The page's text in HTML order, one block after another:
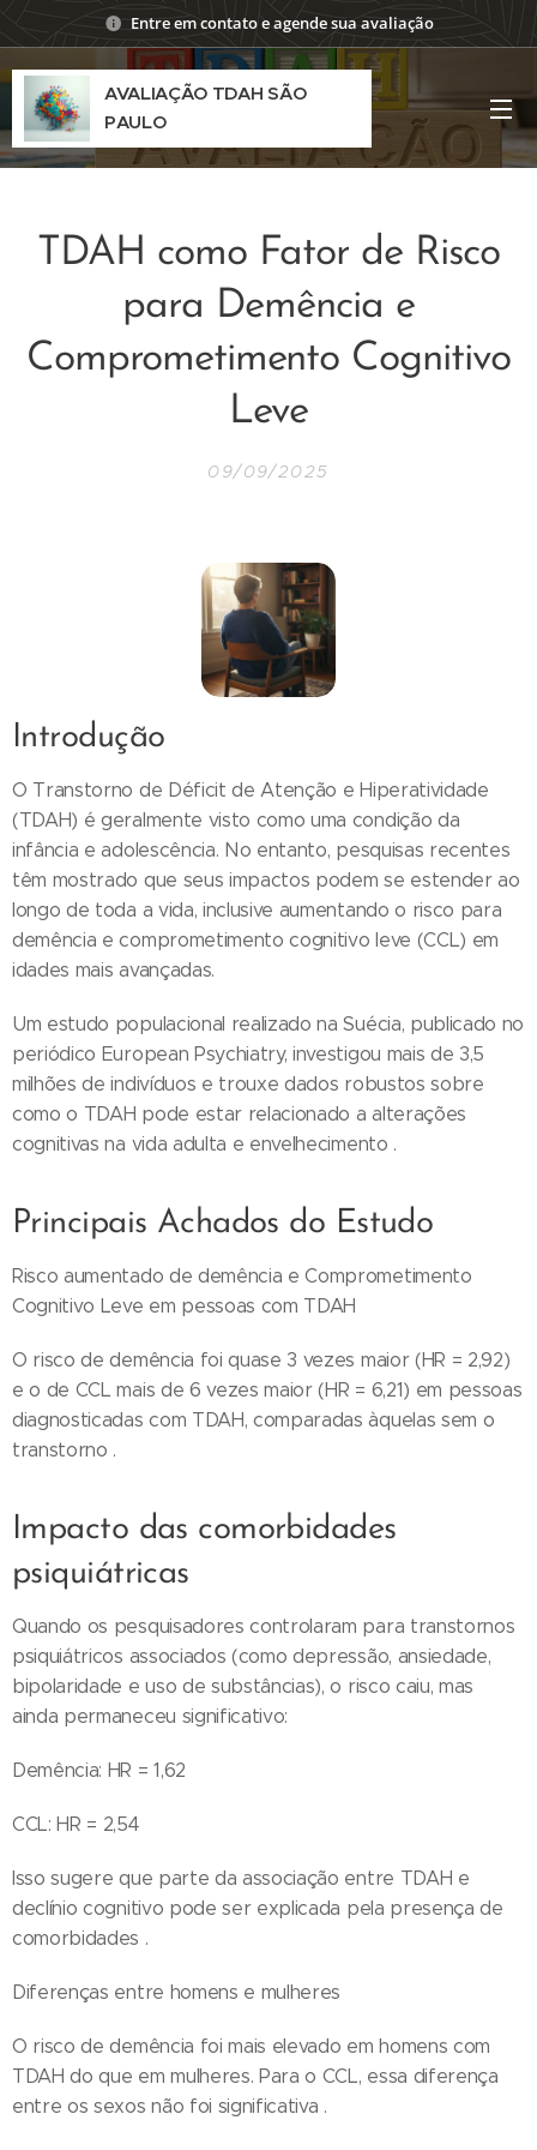
Entre em contato e agende sua avaliação
AVALIAÇÃO TDAH SÃO
PAULO
TDAH como Fator de Risco
para Demência e
Comprometimento Cognitivo
Leve
09/09/2025
Introdução
O Transtorno de Déficit de Atenção e Hiperatividade
(TDAH) é geralmente visto como uma condição da
infância e adolescência. No entanto, pesquisas recentes
têm mostrado que seus impactos podem se estender ao
longo de toda a vida, inclusive aumentando o risco para
demência e comprometimento cognitivo leve (CCL) em
idades mais avançadas.
Um estudo populacional realizado na Suécia, publicado no
periódico European Psychiatry, investigou mais de 3,5
milhões de indivíduos e trouxe dados robustos sobre
como o TDAH pode estar relacionado a alterações
cognitivas na vida adulta e envelhecimento .
Principais Achados do Estudo
Risco aumentado de demência e Comprometimento
Cognitivo Leve em pessoas com TDAH
O risco de demência foi quase 3 vezes maior (HR = 2,92)
e o de CCL mais de 6 vezes maior (HR = 6,21) em pessoas
diagnosticadas com TDAH, comparadas àquelas sem o
transtorno .
Impacto das comorbidades
psiquiátricas
Quando os pesquisadores controlaram para transtornos
psiquiátricos associados (como depressão, ansiedade,
bipolaridade e uso de substâncias), o risco caiu, mas
ainda permaneceu significativo:
Demência: HR = 1,62
CCL: HR = 2,54
Isso sugere que parte da associação entre TDAH e
declínio cognitivo pode ser explicada pela presença de
comorbidades .
Diferenças entre homens e mulheres
O risco de demência foi mais elevado em homens com
TDAH do que em mulheres. Para o CCL, essa diferença
entre os sexos não foi significativa .